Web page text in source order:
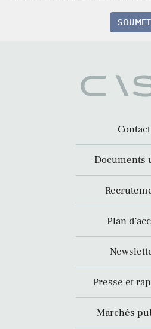
Contact
Documents
Plan
Presse et
Marchés